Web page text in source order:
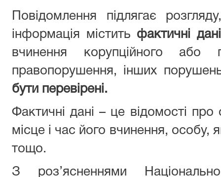
Повідомлення підлягає
інформація містить фактичні
вчинення корупційного або
правопорушення, інших
бути перевірені.
Фактичні дані – це відомості
місце і час його вчинення,
тощо.
З роз’ясненнями